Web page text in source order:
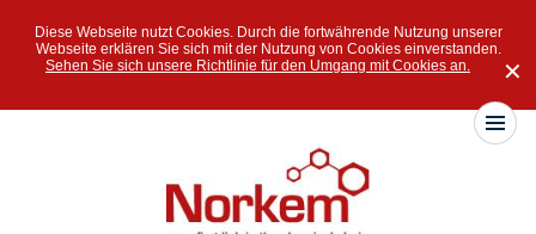
Diese Webseite nutzt Cookies. Durch die fortwährende Nutzung unserer
Webseite erklären Sie sich mit der Nutzung von Cookies einverstanden.
Sehen Sie sich unsere Richtlinie für den Umgang mit Cookies an.
✕